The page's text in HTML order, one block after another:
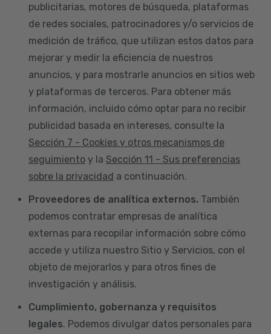
publicitarias, motores de búsqueda, plataformas
de redes sociales, patrocinadores y/o servicios de
medición de tráfico, que utilizan estos datos para
mejorar y medir la eficiencia de nuestros
anuncios, y para mostrarle anuncios en sitios web
y plataformas de terceros. Para obtener más
información, incluido cómo optar para no recibir
publicidad basada en intereses, consulte la
Sección 7 - Cookies y otros mecanismos de
seguimiento y la Sección 11 - Sus preferencias
sobre la privacidad a continuación.
Proveedores de analítica externos. También
podemos contratar empresas de analítica
externas para recopilar información sobre cómo
accede y utiliza nuestro Sitio y Servicios, con el
objeto de mejorarlos y para otros fines de
investigación y análisis.
Cumplimiento, gobernanza y requisitos
legales. Podemos divulgar datos personales para